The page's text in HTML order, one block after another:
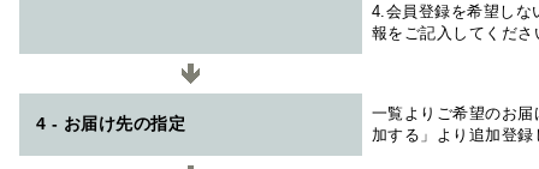
4.会員登録を希望しな
報をご記入してくださ
4 - お届け先の指定
一覧よりご希望のお
加する」より追加登